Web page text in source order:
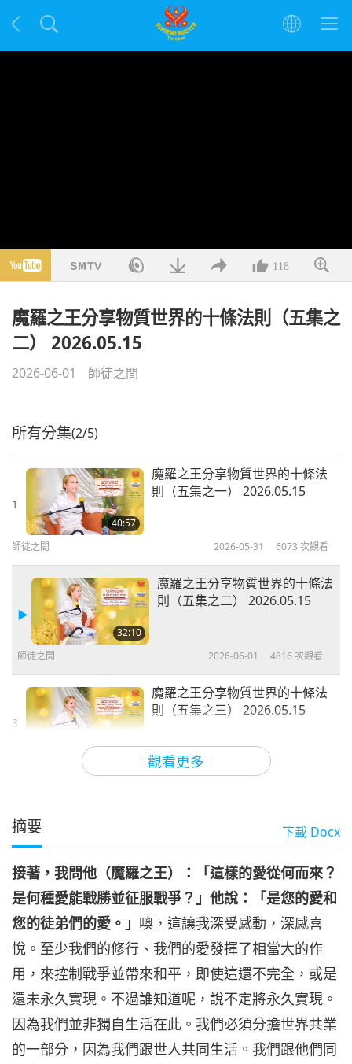
118
魔羅之王分享物質世界的十條法則（五集之
二） 2026.05.15
2026-06-01 師徒之間
觀看更多
所有分集(2/5)
1
40:57
魔羅之王分享物質世界的十條法
則（五集之一） 2026.05.15
師徒之間 2026-05-31 6073 次觀看
32:10
魔羅之王分享物質世界的十條法
則（五集之二） 2026.05.15
師徒之間 2026-06-01 4816 次觀看
3
魔羅之王分享物質世界的十條法
則（五集之三） 2026.05.15
4
34:28
師徒之間 2026-06-03 4609 次觀看
5
則（五集之五） 2026.05.15
師徒之間 2026-06-04 4358 次觀看
摘要 下載 Docx
接著，我問他（魔羅之王）：「這樣的愛從何而來？
是何種愛能戰勝並征服戰爭？」他說：「是您的愛和
您的徒弟們的愛。」 噢，這讓我深受感動，深感喜
悅。至少我們的修行、我們的愛發揮了相當大的作
用，來控制戰爭並帶來和平，即使這還不完全，或是
還未永久實現。不過誰知道呢，說不定將永久實現。
因為我們並非獨自生活在此。我們必須分擔世界共業
的一部分，因為我們跟世人共同生活。我們跟他們同